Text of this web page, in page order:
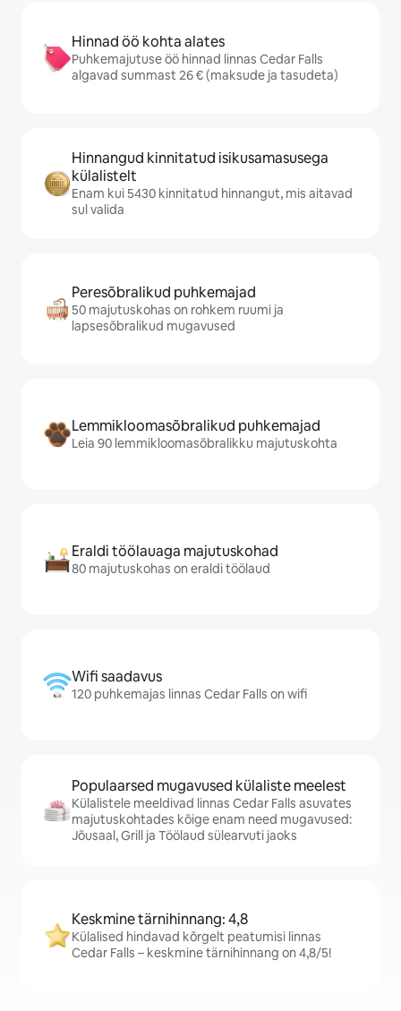
Hinnad öö kohta alates
Puhkemajutuse öö hinnad linnas Cedar Falls
algavad summast 26 € (maksude ja tasudeta)
Hinnangud kinnitatud isikusamasusega
külalistelt
Enam kui 5430 kinnitatud hinnangut, mis aitavad
sul valida
Peresõbralikud puhkemajad
50 majutuskohas on rohkem ruumi ja
lapsesõbralikud mugavused
Lemmikloomasõbralikud puhkemajad
Leia 90 lemmikloomasõbralikku majutuskohta
Eraldi töölauaga majutuskohad
80 majutuskohas on eraldi töölaud
Wifi saadavus
120 puhkemajas linnas Cedar Falls on wifi
Populaarsed mugavused külaliste meelest
Külalistele meeldivad linnas Cedar Falls asuvates
majutuskohtades kõige enam need mugavused:
Jõusaal, Grill ja Töölaud sülearvuti jaoks
Keskmine tärnihinnang: 4,8
Külalised hindavad kõrgelt peatumisi linnas
Cedar Falls – keskmine tärnihinnang on 4,8/5!